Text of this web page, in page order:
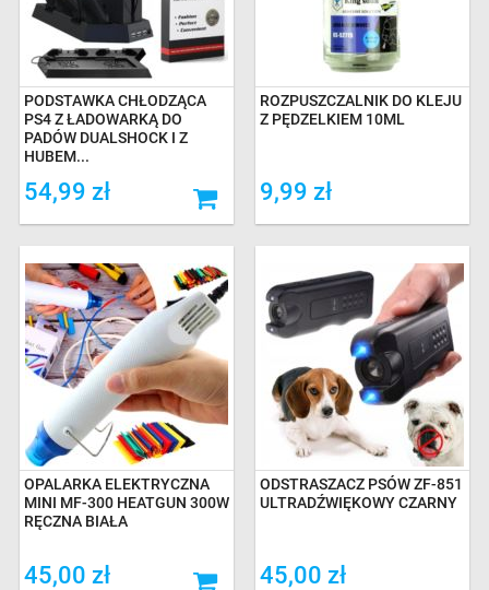
PODSTAWKA CHŁODZĄCA
PS4 Z ŁADOWARKĄ DO
PADÓW DUALSHOCK I Z
HUBEM...
54,99 zł
ROZPUSZCZALNIK DO KLEJU
Z PĘDZELKIEM 10ML
9,99 zł
OPALARKA ELEKTRYCZNA
MINI MF-300 HEATGUN 300W
RĘCZNA BIAŁA
45,00 zł
ODSTRASZACZ PSÓW ZF-851
ULTRADŹWIĘKOWY CZARNY
45,00 zł